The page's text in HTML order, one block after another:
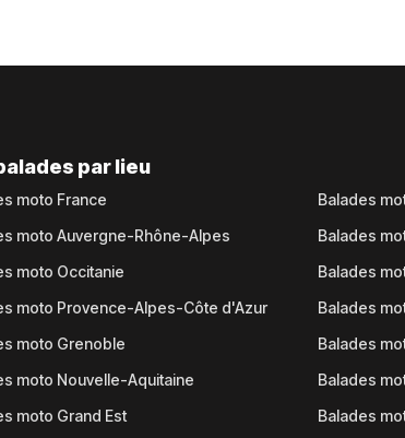
par lieu
moto France
moto Auvergne-Rhône-Alpes
moto Occitanie
moto Provence-Alpes-Côte d'Azur
moto Grenoble
moto Nouvelle-Aquitaine
moto Grand Est
Balades
Balades
Balades
Balades
Balades
Balades
Balades